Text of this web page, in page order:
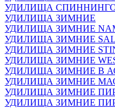
УДИЛИЩА
УДИЛИЩА ЗИМНИЕ
УДИЛИЩА ЗИМНИЕ
УДИЛИЩА ЗИМНИЕ
УДИЛИЩА ЗИМНИЕ
УДИЛИЩА ЗИМНИЕ
УДИЛИЩА ЗИМНИЕ В
УДИЛИЩА ЗИМНИЕ
УДИЛИЩА ЗИМНИЕ
УДИЛИЩА ЗИМНИЕ